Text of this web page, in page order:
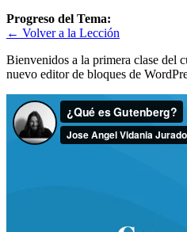
Progreso del Tema:
← Volver a la Lección
Bienvenidos a la primera clase del
nuevo editor de bloques de